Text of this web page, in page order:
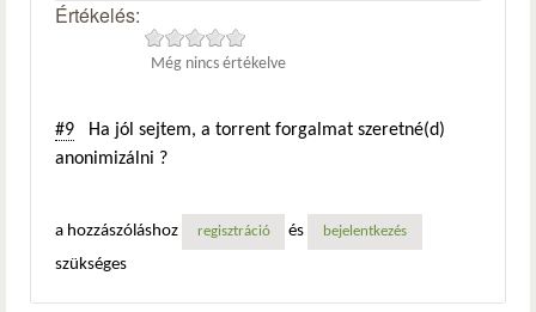
Értékelés:
Még nincs értékelve
#9 Ha jól sejtem, a torrent forgalmat szeretné(d)
anonimizálni ?
a hozzászóláshoz regisztráció és bejelentkezés
szükséges